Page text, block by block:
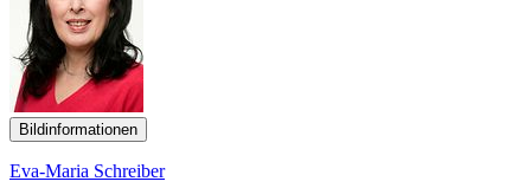
Bildinformationen
Eva-Maria Schreiber